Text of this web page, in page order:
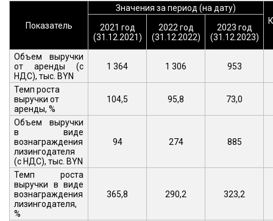
Показатель
Значения за период (на дату)
2021 год
(31.12.2021)
2022 год
(31.12.2022)
2023 год
(31.12.2023)
Объем выручки
от аренды (с
НДС), тыс. BYN
1 364 1 306 953
Темп роста
выручки от
аренды, %
104,5 95,8 73,0
Объем выручки
в виде
вознаграждения
лизингодателя
(с НДС), тыс. BYN
94 274 885
Темп роста
выручки в виде
вознаграждения
лизингодателя,
%
365,8 290,2 323,2